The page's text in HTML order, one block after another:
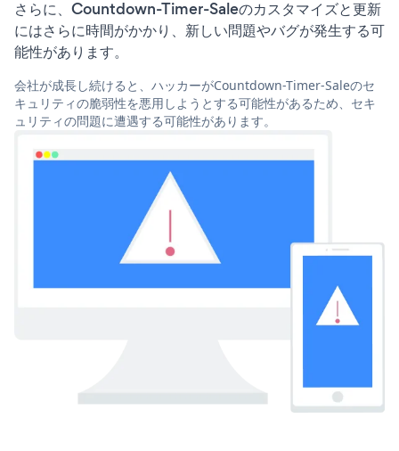
さらに、Countdown-Timer-Saleのカスタマイズと更新
にはさらに時間がかかり、新しい問題やバグが発生する可
能性があります。
会社が成長し続けると、ハッカーがCountdown-Timer-Saleのセ
キュリティの脆弱性を悪用しようとする可能性があるため、セキ
ュリティの問題に遭遇する可能性があります。